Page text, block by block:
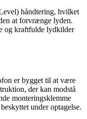
håndtering, hvilket
at forvrænge lyden.
og kraftfulde lydkilder
er bygget til at være
der kan modstå
monteringsklemme
under optagelse.